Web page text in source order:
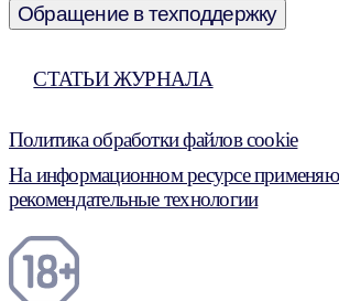
Обращение в техподдержку
СТАТЬИ ЖУРНАЛА
Политика обработки файлов cookie
На информационном ресурсе
рекомендательные технологии